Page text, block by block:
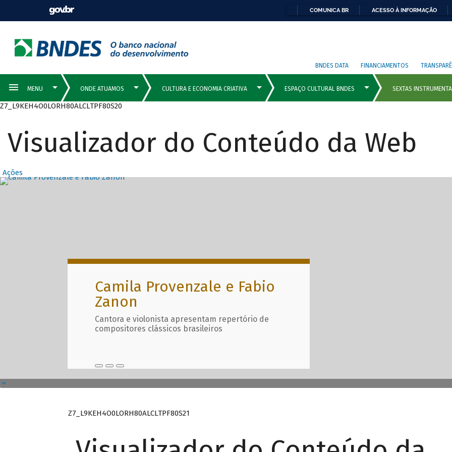
COMUNICA BR ACESSO À INFORMAÇÃO
BNDES DATA FINANCIAMENTOS
Z7_L9KEH4O0LORH80ALCLTPF80S20
Visualizador do Conteúdo da Web
Ações
Destaques Principais com
Camila Provenzale e Fabio
Zanon
Cantora e violonista apresentam repertório de
compositores clássicos brasileiros
Z7_L9KEH4O0LORH80ALCLTPF80S21